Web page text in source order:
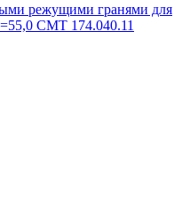
режущими гранями для
CMT 174.040.11